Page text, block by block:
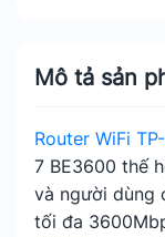
Mô tả sản
Router WiFi
7 BE3600 thế
và người dùng
tối đa